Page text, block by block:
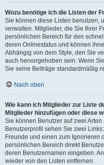
Wozu benötige ich die Listen der
Sie können diese Listen benutzen,
verwalten. Mitglieder, die Sie Ihrer
persönlichen Bereich für den
deren Onlinestatus und können
Abhängig von dem Style, den Sie
auch hervorgehoben sein. Wenn
Sie seine Beiträge standardmäßig
Nach oben
Wie kann ich Mitglieder zur Liste
Mitglieder hinzufügen oder diese
Sie können Benutzer auf zwei
Benutzerprofil sehen Sie zwei
Freunde und einen zum Ignorieren
persönlichen Bereich direkt
deren Benutzernamen eingeben.
wieder von den Listen entfernen.